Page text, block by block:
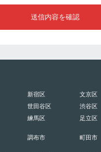
送信内容を確認
新宿区 文京区
世田谷区 渋谷区
練馬区 足立区
調布市 町田市